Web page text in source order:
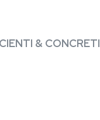
& CONCRETI